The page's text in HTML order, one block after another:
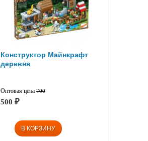
Конструктор Майнкрафт
деревня
Оптовая цена 700
500 ₽